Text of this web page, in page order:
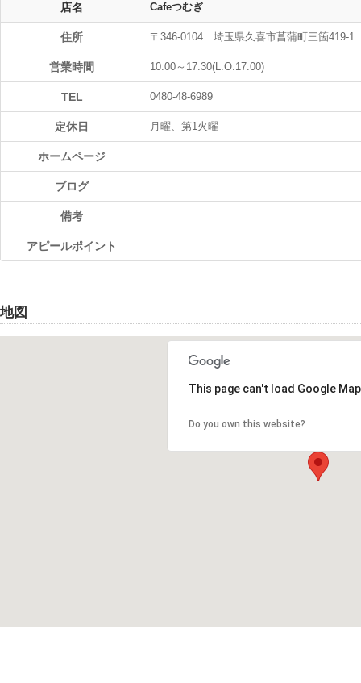
店名 Cafeつむぎ
住所 〒346-0104 埼玉県久喜市菖蒲町三箇419-1
営業時間 10:00～17:30(L.O.17:00)
TEL 0480-48-6989
定休日 月曜、第1火曜
ホームページ
ブログ
備考
アピールポイント
地図
This page can't load Google
Do you own this website?